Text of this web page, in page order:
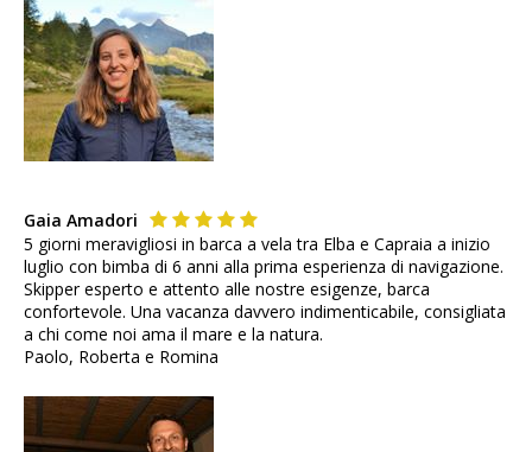
Gaia Amadori
5 giorni meravigliosi in barca a vela tra Elba e Capraia a inizio
luglio con bimba di 6 anni alla prima esperienza di navigazione.
Skipper esperto e attento alle nostre esigenze, barca
confortevole. Una vacanza davvero indimenticabile, consigliata
a chi come noi ama il mare e la natura.
Paolo, Roberta e Romina